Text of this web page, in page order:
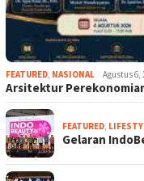
FEATURED NASIONAL Agustus 6,
Arsitektur
FEATURED
Gelaran